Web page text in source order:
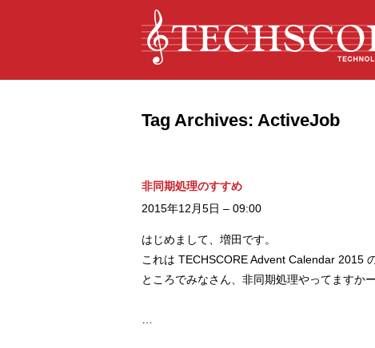
Tag Archives: ActiveJob
非同期処理のすすめ
2015年12月5日 – 09:00
はじめまして、増田です。
これは TECHSCORE Advent Calendar 2015
ところでみなさん、非同期処理やってますか